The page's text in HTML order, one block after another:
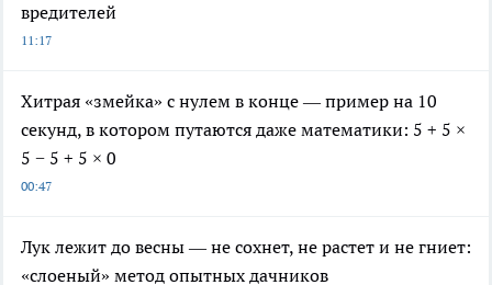
вредителей
11:17
Хитрая «змейка» с нулем в конце — пример на 10
секунд, в котором путаются даже математики: 5 + 5 ×
5 − 5 + 5 × 0
00:47
Лук лежит до весны — не сохнет, не растет и не гниет:
«слоеный» метод опытных дачников